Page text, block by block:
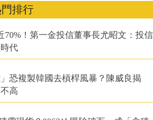
排行
70%！第一金投信董事長尤昭文：投信
代
恐複製韓國去槓桿風暴？陳威良揭
高